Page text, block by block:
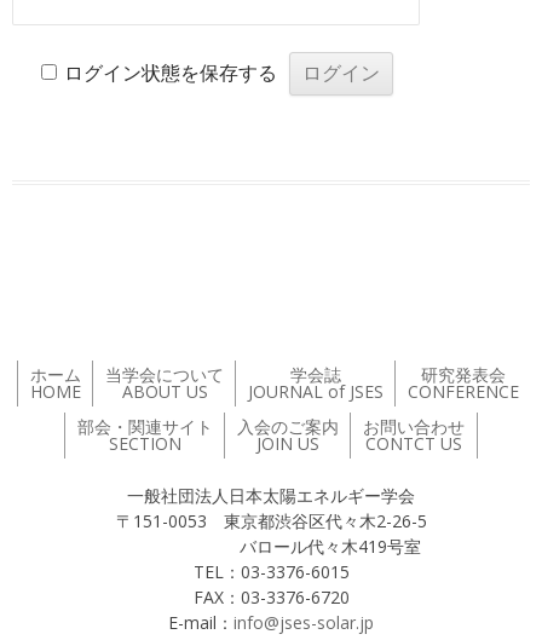
ログイン状態を保存する
ホーム
HOME
当学会について
ABOUT US
学会誌
JOURNAL of JSES
研究発表会
CONFERENCE
部会・関連サイト
SECTION
入会のご案内
JOIN US
お問い合わせ
CONTCT US
一般社団法人日本太陽エネルギー学会
〒151-0053 東京都渋谷区代々木2-26-5
バロール代々木419号室
TEL：03-3376-6015
FAX：03-3376-6720
E-mail： info@jses-solar.jp